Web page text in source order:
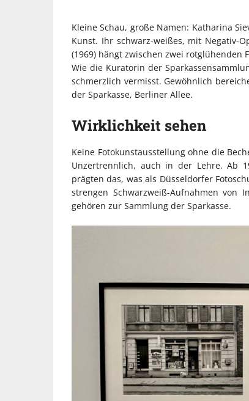
Kleine Schau, große Namen: Katharina
Kunst. Ihr schwarz-weißes, mit Negativ-
(1969) hängt zwischen zwei rotglühenden
Wie die Kuratorin der
schmerzlich vermisst. Gewöhnlich
der Sparkasse, Berliner Allee.
Wirklichkeit sehen
Keine Fotokunstausstellung ohne die
Unzertrennlich, auch in der Lehre. Ab
prägten das, was als Düsseldorfer
strengen Schwarzweiß-Aufnahmen von
gehören zur Sammlung der Sparkasse.